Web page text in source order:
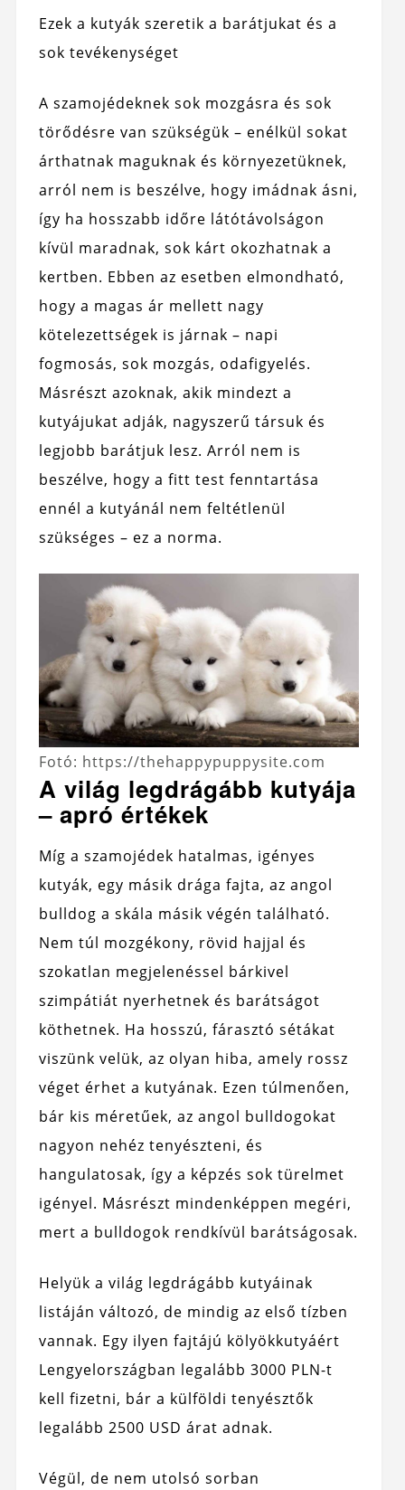
Ezek a kutyák szeretik a barátjukat és a
sok tevékenységet
A szamojédeknek sok mozgásra és sok
törődésre van szükségük – enélkül sokat
árthatnak maguknak és környezetüknek,
arról nem is beszélve, hogy imádnak ásni,
így ha hosszabb időre látótávolságon
kívül maradnak, sok kárt okozhatnak a
kertben. Ebben az esetben elmondható,
hogy a magas ár mellett nagy
kötelezettségek is járnak – napi
fogmosás, sok mozgás, odafigyelés.
Másrészt azoknak, akik mindezt a
kutyájukat adják, nagyszerű társuk és
legjobb barátjuk lesz. Arról nem is
beszélve, hogy a fitt test fenntartása
ennél a kutyánál nem feltétlenül
szükséges – ez a norma.
Fotó: https://thehappypuppysite.com
A világ legdrágább kutyája
– apró értékek
Míg a szamojédek hatalmas, igényes
kutyák, egy másik drága fajta, az angol
bulldog a skála másik végén található.
Nem túl mozgékony, rövid hajjal és
szokatlan megjelenéssel bárkivel
szimpátiát nyerhetnek és barátságot
köthetnek. Ha hosszú, fárasztó sétákat
viszünk velük, az olyan hiba, amely rossz
véget érhet a kutyának. Ezen túlmenően,
bár kis méretűek, az angol bulldogokat
nagyon nehéz tenyészteni, és
hangulatosak, így a képzés sok türelmet
igényel. Másrészt mindenképpen megéri,
mert a bulldogok rendkívül barátságosak.
Helyük a világ legdrágább kutyáinak
listáján változó, de mindig az első tízben
vannak. Egy ilyen fajtájú kölyökkutyáért
Lengyelországban legalább 3000 PLN-t
kell fizetni, bár a külföldi tenyésztők
legalább 2500 USD árat adnak.
Végül, de nem utolsó sorban